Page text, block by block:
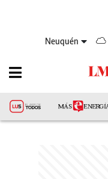
Neuquén